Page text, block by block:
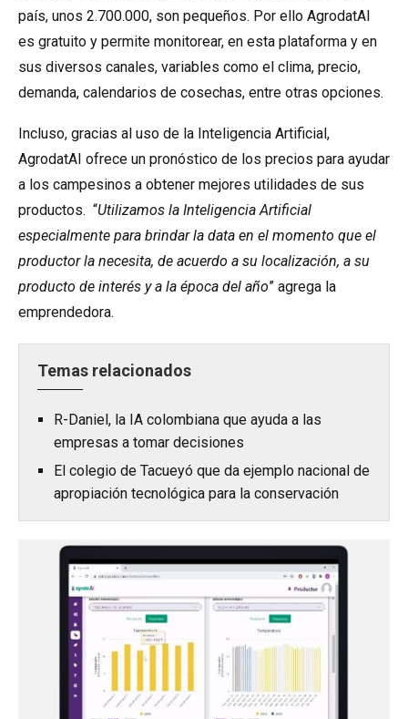
país, unos 2.700.000, son pequeños. Por ello AgrodatAI
es gratuito y permite monitorear, en esta plataforma y en
sus diversos canales, variables como el clima, precio,
demanda, calendarios de cosechas, entre otras opciones.
Incluso, gracias al uso de la Inteligencia Artificial,
AgrodatAI ofrece un pronóstico de los precios para ayudar
a los campesinos a obtener mejores utilidades de sus
productos. “Utilizamos la Inteligencia Artificial
especialmente para brindar la data en el momento que el
productor la necesita, de acuerdo a su localización, a su
producto de interés y a la época del año” agrega la
emprendedora.
Temas relacionados
R-Daniel, la IA colombiana que ayuda a las
empresas a tomar decisiones
El colegio de Tacueyó que da ejemplo nacional de
apropiación tecnológica para la conservación